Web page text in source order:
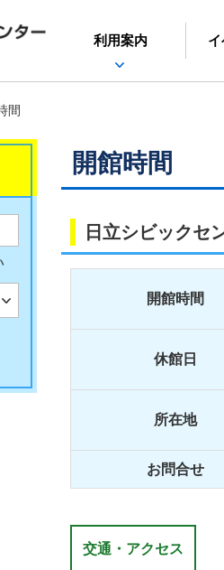
利用案内
間
開館時間
日立シビックセ
開館時間
休館日
所在地
お問合せ
交通・アクセス